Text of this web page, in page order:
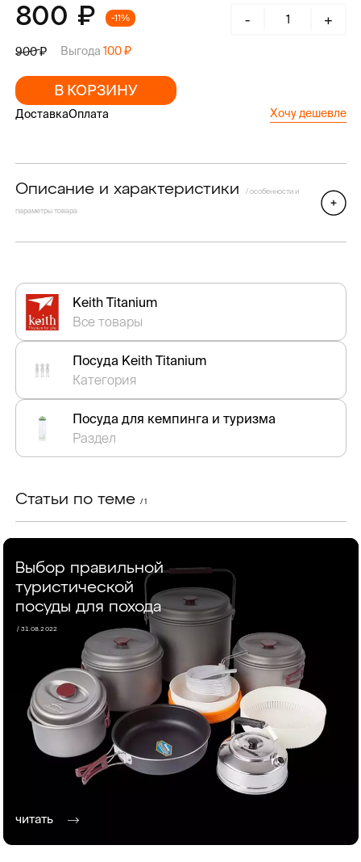
800 -11%
900 Выгода 100
- +
В КОРЗИНУ
ДоставкаОплата Хочу дешевле
Описание и характеристики / особенности и
параметры товара
Keith Titanium
Все товары
Посуда Keith Titanium
Категория
Посуда для кемпинга и туризма
Раздел
Статьи по теме / 1
Выбор правильной
туристической
посуды для похода
/ 31.08.2022
читать